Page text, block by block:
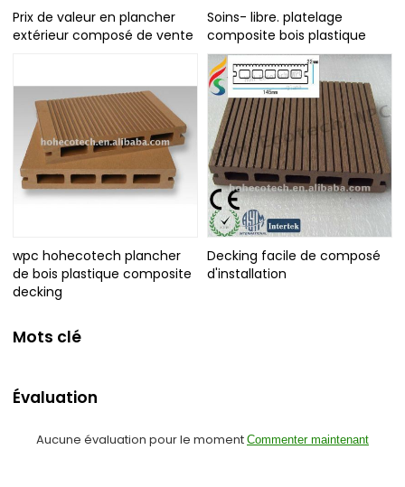
Prix de valeur en plancher
extérieur composé de vente
Soins- libre. platelage
composite bois plastique
wpc hohecotech plancher
de bois plastique composite
decking
Decking facile de composé
d'installation
Mots clé
Évaluation
Aucune évaluation pour le moment Commenter maintenant